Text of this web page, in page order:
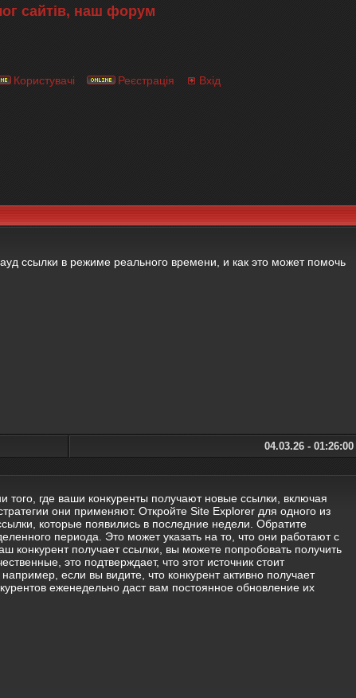
сайтів, наш форум
Користувачі Реєстрація
Вхід
ссылки в режиме реального времени, и как это может помочь
04.03.26 - 01:26:00
где ваши конкуренты получают новые ссылки, включая
они применяют. Откройте Site Explorer для одного из
которые появились в последние недели. Обратите
периода. Это может указать на то, что они работают с
конкурент получает ссылки, вы можете попробовать получить
это подтверждает, что этот источник стоит
если вы видите, что конкурент активно получает
еженедельно даст вам постоянное обновление их